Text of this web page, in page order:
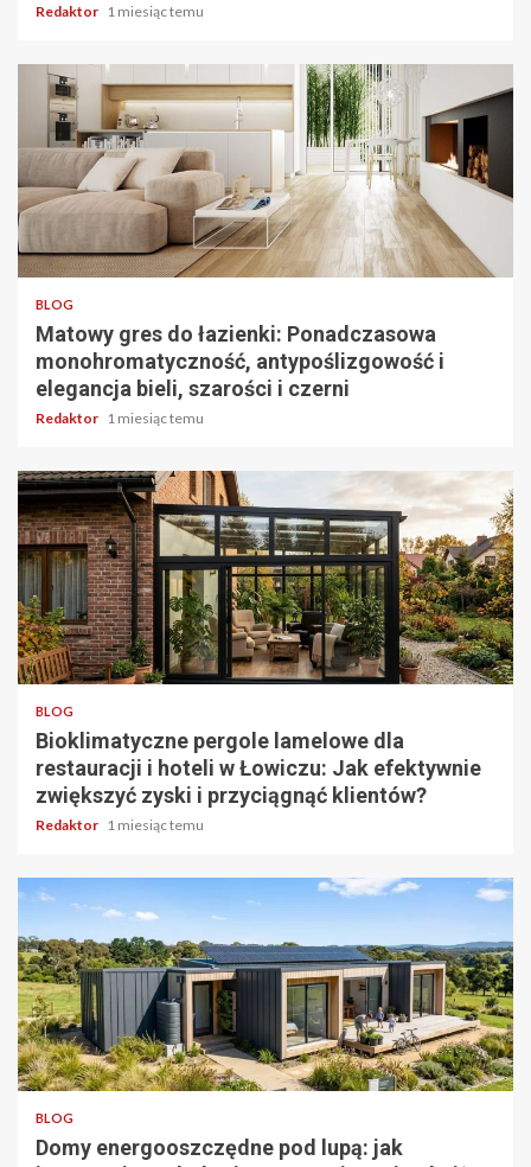
Redaktor 1 miesiąc temu
4 min odczytu
BLOG
Matowy gres do łazienki: Ponadczasowa
monohromatyczność, antypoślizgowość i
elegancja bieli, szarości i czerni
Redaktor 1 miesiąc temu
4 min odczytu
BLOG
Bioklimatyczne pergole lamelowe dla
restauracji i hoteli w Łowiczu: Jak efektywnie
zwiększyć zyski i przyciągnąć klientów?
Redaktor 1 miesiąc temu
5 min odczytu
BLOG
Domy energooszczędne pod lupą: jak